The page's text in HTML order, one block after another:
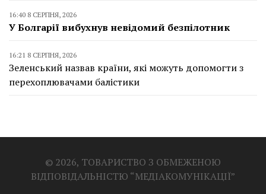
16:40 8 СЕРПНЯ, 2026
У Болгарії вибухнув невідомий безпілотник
16:21 8 СЕРПНЯ, 2026
Зеленський назвав країни, які можуть допомогти з
перехоплювачами балістики
© 2026, ТОВАРИСТВО З ОБМЕЖЕНОЮ
ВІДПОВІДАЛЬНІСТЮ “МЕДІАКОМУНІКАЦІЇ”